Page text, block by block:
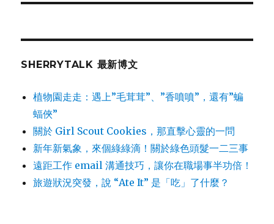
SHERRYTALK 最新博文
植物園走走：遇上”毛茸茸”、”香噴噴”，還有”蝙
蝠俠”
關於 Girl Scout Cookies，那直擊心靈的一問
新年新氣象，來個綠綠滴！關於綠色頭髮一二三事
遠距工作 email 溝通技巧，讓你在職場事半功倍！
旅遊狀況突發，說 “Ate It” 是「吃」了什麼？